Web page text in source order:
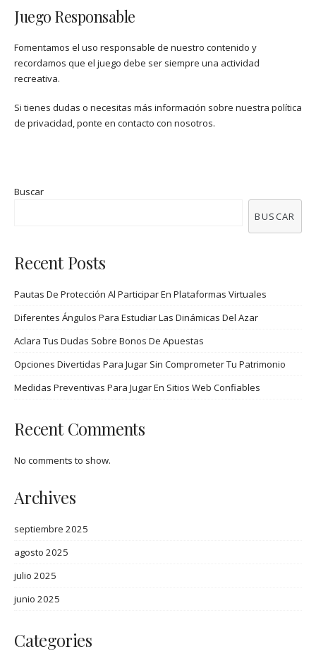
Juego Responsable
Fomentamos el uso responsable de nuestro contenido y
recordamos que el juego debe ser siempre una actividad
recreativa.
Si tienes dudas o necesitas más información sobre nuestra política
de privacidad, ponte en contacto con nosotros.
Buscar
BUSCAR
Recent Posts
Pautas De Protección Al Participar En Plataformas Virtuales
Diferentes Ángulos Para Estudiar Las Dinámicas Del Azar
Aclara Tus Dudas Sobre Bonos De Apuestas
Opciones Divertidas Para Jugar Sin Comprometer Tu Patrimonio
Medidas Preventivas Para Jugar En Sitios Web Confiables
Recent Comments
No comments to show.
Archives
septiembre 2025
agosto 2025
julio 2025
junio 2025
Categories